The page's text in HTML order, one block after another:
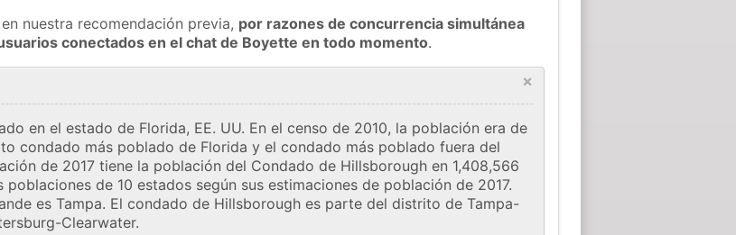
nuestra recomendación previa, por razones de concurrencia simultánea
conectados en el chat de Boyette en todo momento.
×
en el estado de Florida, EE. UU. En el censo de 2010, la población era de
condado más poblado de Florida y el condado más poblado fuera del
de 2017 tiene la población del Condado de Hillsborough en 1,408,566
de 10 estados según sus estimaciones de población de 2017.
es Tampa. El condado de Hillsborough es parte del distrito de Tampa-
Clearwater.